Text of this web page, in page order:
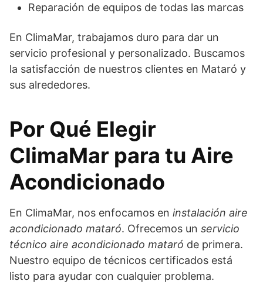
Reparación de equipos de todas las marcas
En ClimaMar, trabajamos duro para dar un
servicio profesional y personalizado. Buscamos
la satisfacción de nuestros clientes en Mataró y
sus alrededores.
Por Qué Elegir
ClimaMar para tu Aire
Acondicionado
En ClimaMar, nos enfocamos en instalación aire
acondicionado mataró. Ofrecemos un servicio
técnico aire acondicionado mataró de primera.
Nuestro equipo de técnicos certificados está
listo para ayudar con cualquier problema.